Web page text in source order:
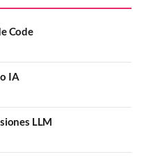
Code
IA
LLM